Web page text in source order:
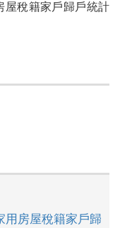
屋稅籍家戶歸戶統計
用房屋稅籍家戶歸